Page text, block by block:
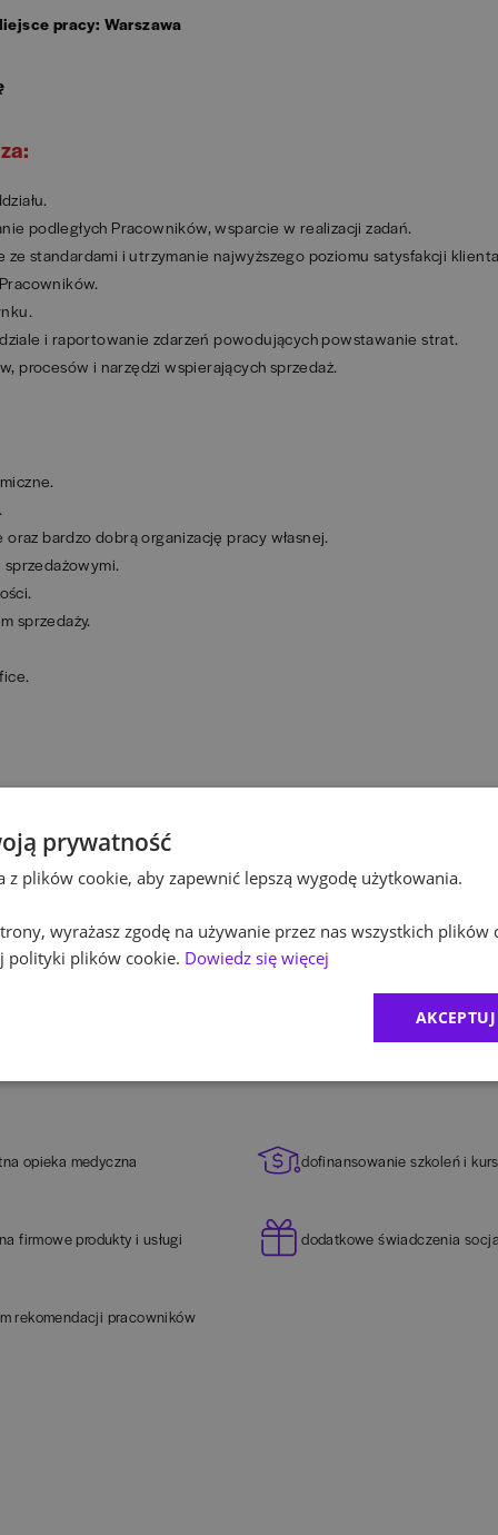
pracy: Warszawa
podległych Pracowników, wsparcie w realizacji zadań.
standardami i utrzymanie najwyższego poziomu satysfakcji
i raportowanie zdarzeń powodujących powstawanie strat.
procesów i narzędzi wspierających sprzedaż.
bardzo dobrą organizację pracy własnej.
sprzedaży.
finansowych, będącej liderem bankowości w Polsce.
o skali spotykanej wyłącznie w największych
opieka medyczna dofinansowanie szkoleń i
firmowe produkty i usługi dodatkowe świadczenia
rekomendacji pracowników
prywatność
z plików cookie, aby zapewnić lepszą wygodę użytkowania.
wyrażasz zgodę na używanie przez nas wszystkich plików
polityki plików cookie. Dowiedz się więcej